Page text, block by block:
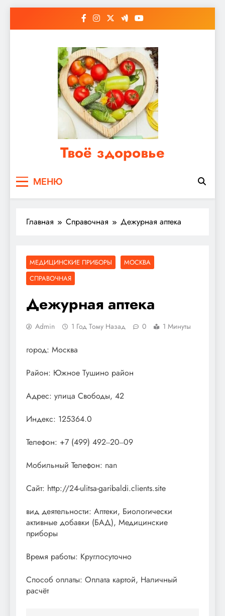
Твоё здоровье
мужском здоровье
МЕНЮ
Главная Справочная Дежурная аптека
МЕДИЦИНСКИЕ ПРИБОРЫ
МОСКВА
СПРАВОЧНАЯ
Дежурная аптека
Admin 1 Год Тому Назад 0 1 Минуты
город: Москва
Район: Южное Тушино район
Адрес: улица Свободы, 42
Индекс: 125364.0
Телефон: +7 (499) 492‒20‒09
Мобильный Телефон: nan
Сайт: http://24-ulitsa-garibaldi.clients.site
вид деятельности: Аптеки, Биологически
активные добавки (БАД), Медицинские
приборы
Время работы: Круглосуточно
Способ оплаты: Оплата картой, Наличный
расчёт